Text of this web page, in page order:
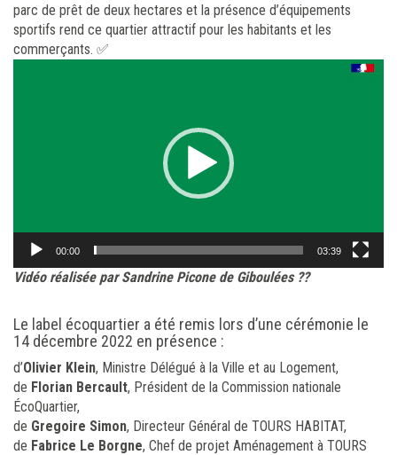
parc de prêt de deux hectares et la présence d’équipements
sportifs rend ce quartier attractif pour les habitants et les
commerçants. ✅
00:00 03:39
Vidéo réalisée par Sandrine Picone de Giboulées ??
Le label écoquartier a été remis lors d’une cérémonie le
14 décembre 2022 en présence :
d’Olivier Klein, Ministre Délégué à la Ville et au Logement,
de Florian Bercault, Président de la Commission nationale
ÉcoQuartier,
de Gregoire Simon, Directeur Général de TOURS HABITAT,
de Fabrice Le Borgne, Chef de projet Aménagement à TOURS